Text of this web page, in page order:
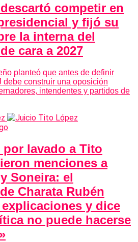
competir en
y fijó su
la interna del
cara a 2027
planteó que antes de definir
debe construir una oposición
intendentes y partidos de
lavado a Tito
menciones a
Soneira: el
Charata Rubén
y dice
no puede hacerse